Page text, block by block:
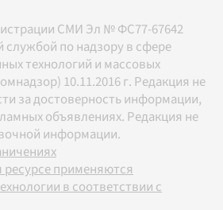
СМИ Эл № ФС77-67642
по надзору в сфере
технологий и массовых
10.11.2016 г. Редакция не
за достоверность информации,
объявлениях. Редакция не
информации.
применяются
в соответствии с